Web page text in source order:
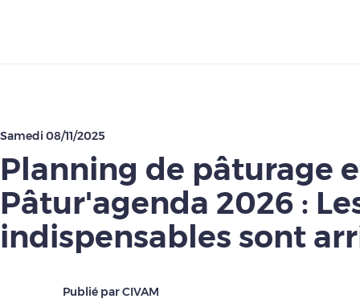
Samedi 08/11/2025
Planning de pâturage
Pâtur'agenda 2026 :
indispensables sont
Publié par CIVAM